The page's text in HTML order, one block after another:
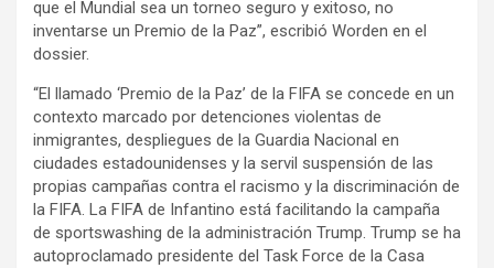
que el Mundial sea un torneo seguro y exitoso, no
inventarse un Premio de la Paz”, escribió Worden en el
dossier.
“El llamado ‘Premio de la Paz’ de la FIFA se concede en un
contexto marcado por detenciones violentas de
inmigrantes, despliegues de la Guardia Nacional en
ciudades estadounidenses y la servil suspensión de las
propias campañas contra el racismo y la discriminación de
la FIFA. La FIFA de Infantino está facilitando la campaña
de sportswashing de la administración Trump. Trump se ha
autoproclamado presidente del Task Force de la Casa